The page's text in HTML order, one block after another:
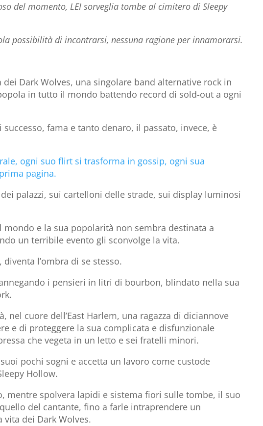
del momento, LEI sorveglia tombe al cimitero di Sleepy
possibilità di incontrarsi, nessuna ragione per innamorarsi.
Dark Wolves, una singolare band alternative rock in
in tutto il mondo battendo record di sold-out a ogni
fama e tanto denaro, il passato, invece, è
ogni suo flirt si trasforma in gossip, ogni sua
pagina.
palazzi, sui cartelloni delle strade, sui display luminosi
e la sua popolarità non sembra destinata a
un terribile evento gli sconvolge la vita.
diventa l’ombra di se stesso.
i pensieri in litri di bourbon, blindato nella sua
nel cuore dell’East Harlem, una ragazza di diciannove
e di proteggere la sua complicata e disfunzionale
che vegeta in un letto e sei fratelli minori.
pochi sogni e accetta un lavoro come custode
Hollow.
mentre spolvera lapidi e sistema fiori sulle tombe, il suo
del cantante, fino a farle intraprendere un
dei Dark Wolves.